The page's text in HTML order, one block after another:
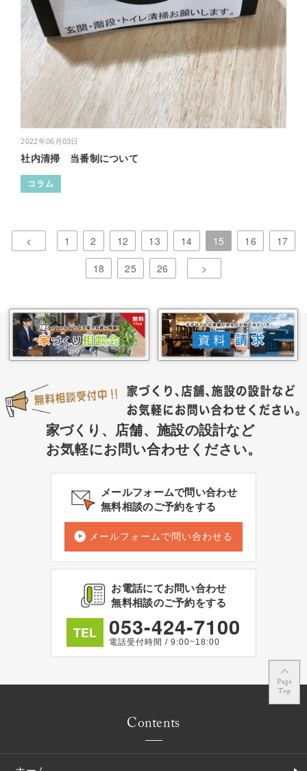
2022年06月03日
社内清掃 当番制について
コラム
< 1 2 12 13 14 15 16
17
18
25 26 >
家づくり、店舗、施設の設計など
お気軽にお問い合わせください。
メールフォームで問い合わせ
無料相談のご予約をする
メールフォームで問い合わせる
お電話にてお問い合わせ
無料相談のご予約をする
TEL 053-424-7100
電話受付時間 / 9:00~18:00
Contents